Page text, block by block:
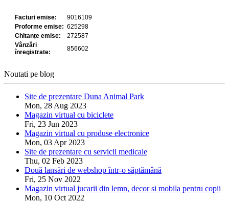
Noutati pe blog
Site de prezentare Duna Animal Park
Mon, 28 Aug 2023
Magazin virtual cu biciclete
Fri, 23 Jun 2023
Magazin virtual cu produse electronice
Mon, 03 Apr 2023
Site de prezentare cu servicii medicale
Thu, 02 Feb 2023
Două lansări de webshop într-o săptămână
Fri, 25 Nov 2022
Magazin virtual jucarii din lemn, decor si mobila pentru copii
Mon, 10 Oct 2022